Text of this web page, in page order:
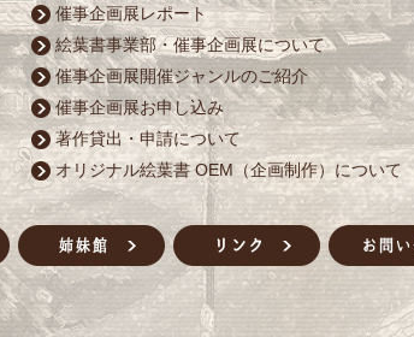
催事企画展レポート
絵葉書事業部・催事企画展について
催事企画展開催ジャンルのご紹介
催事企画展お申し込み
著作貸出・申請について
オリジナル絵葉書 OEM（企画制作）について